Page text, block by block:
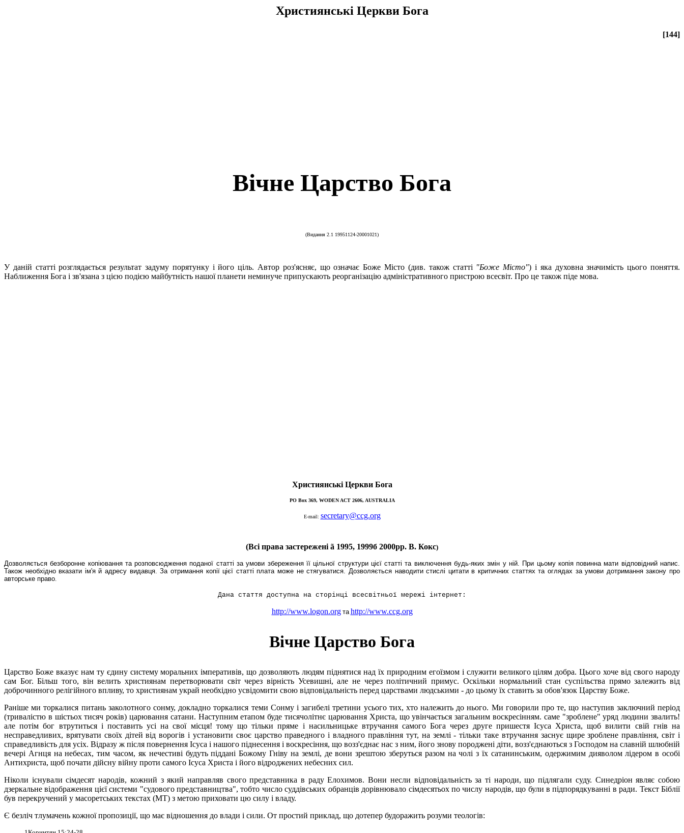
Християнські Церкви Бога
[144]
Вічне Царство Бога
(Видання 2.1 19951124-20001021)
У даній статті розглядається результат задуму порятунку і його ціль. Автор роз'ясняє, що означає Боже Місто (див. також статті "Боже Місто") і яка духовна значимість цього поняття.
Наближення Бога і зв'язана з цією подією майбутність нашої планети неминуче припускають реорганізацію адміністративного пристрою всесвіт. Про це також піде мова.
Християнські Церкви Бога
PO Box 369, WODEN ACT 2606, AUSTRALIA
E-mail: secretary@ccg.org
(Всі права застережені ã 1995, 1999б 2000рр. В. Кокс)
Дозволяється безборонне копіювання та розповсюдження поданої статті за умови збереження її цільної структури цієї статті та виключення будь-яких змін у ній. При цьому копія повинна мати відповідний напис.
Також необхідно вказати ім'я й адресу видавця. За отримання копії цієї статті плата може не стягуватися. Дозволяється наводити стислі цитати в критичних статтях та оглядах за умови дотримання закону про
авторське право.
Дана стаття доступна на сторінці всесвітньої мережі інтернет:
http://www.logon.org та http://www.ccg.org
Вічне Царство Бога
Царство Боже вказує нам ту єдину систему моральних імперативів, що дозволяють людям піднятися над їх природним егоїзмом і служити великого цілям добра. Цього хоче від свого народу
сам Бог. Більш того, він велить християнам перетворювати світ через вірність Усевишні, але не через політичний примус. Оскільки нормальний стан суспільства прямо залежить від
доброчинного релігійного впливу, то християнам украй необхідно усвідомити свою відповідальність перед царствами людськими - до цьому їх ставить за обов'язок Царству Боже.
Раніше ми торкалися питань заколотного сонму, докладно торкалися теми Сонму і загибелі третини усього тих, хто належить до нього. Ми говорили про те, що наступив заключний період
(тривалістю в шістьох тисяч років) царювання сатани. Наступним етапом буде тисячолітнє царювання Христа, що увінчається загальним воскресінням. саме "зроблене" уряд людини звалить!
але потім бог втрутиться і поставить усі на свої місця! тому що тільки пряме і насильницьке втручання самого Бога через друге пришестя Ісуса Христа, щоб вилити свій гнів на
несправедливих, врятувати своїх дітей від ворогів і установити своє царство праведного і владного правління тут, на землі - тільки таке втручання заснує щире зроблене правління, світ і
справедливість для усіх. Відразу ж після повернення Ісуса і нашого піднесення і воскресіння, що возз'єднає нас з ним, його знову породжені діти, возз'єднаються з Господом на славній шлюбній
вечері Агнця на небесах, тим часом, як нечестиві будуть піддані Божому Гніву на землі, де вони зрештою зберуться разом на чолі з їх сатанинським, одержимим дияволом лідером в особі
Антихриста, щоб почати дійсну війну проти самого Ісуса Христа і його відроджених небесних сил.
Ніколи існували сімдесят народів, кожний з який направляв свого представника в раду Елохимов. Вони несли відповідальність за ті народи, що підлягали суду. Синедріон являє собою
дзеркальне відображення цієї системи "судового представництва", тобто число суддівських обранців дорівнювало сімдесятьох по числу народів, що були в підпорядкуванні в ради. Текст Біблії
був перекручений у масоретських текстах (МТ) з метою приховати цю силу і владу.
Є безліч тлумачень кожної пропозиції, що має відношення до влади і сили. От простий приклад, що дотепер будоражить розуми теологів: